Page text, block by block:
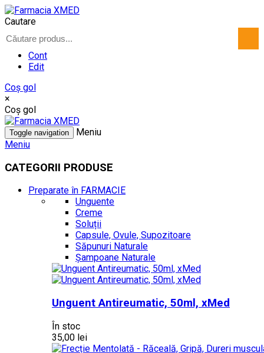
Cautare
Cont
Edit
Coş gol
×
Coş gol
Toggle navigation
Meniu
Meniu
CATEGORII PRODUSE
Preparate în FARMACIE
Unguente
Creme
Soluții
Capsule, Ovule, Supozitoare
Săpunuri Naturale
Șampoane Naturale
Unguent Antireumatic, 50ml, xMed
În stoc
35,00 lei